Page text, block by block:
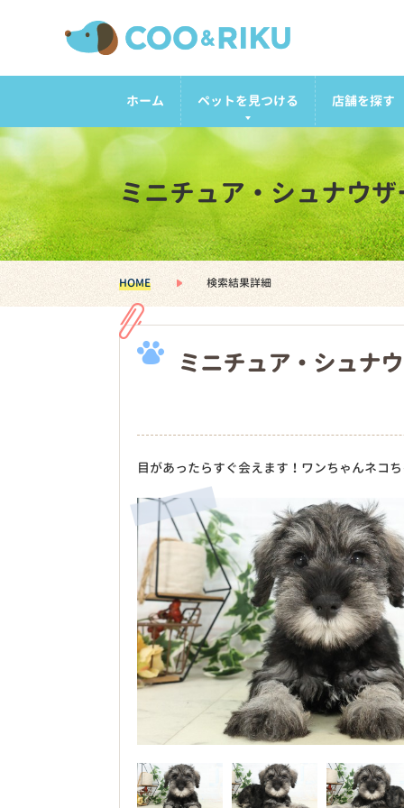
ホーム ペットを見つける 店舗を探す
ミニチュア・シュナウ
HOME 検索結果詳細
ミニチュア・シュナ
目があったらすぐ会えます！ワンちゃんネコ